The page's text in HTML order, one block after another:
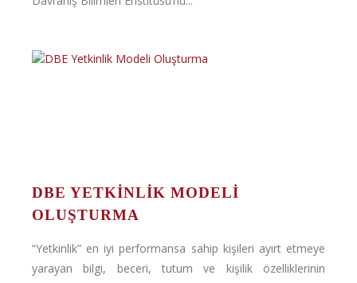
DBE YETKINLIK MODELI
OLUŞTURMA
“Yetkinlik” en iyi performansa sahip kişileri ayırt etmeye
yarayan bilgi, beceri, tutum ve kişilik özelliklerinin